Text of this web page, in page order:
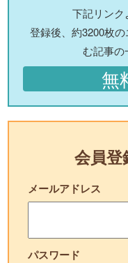
下記リンク
登録後、約3200枚
む記事の
無
会員
メールアドレス
パスワード